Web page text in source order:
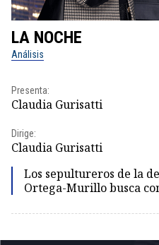
LA NOCHE
Análisis
Presenta:
Claudia Gurisatti
Dirige:
Claudia Gurisatti
Los sepultureros de la
Ortega-Murillo busca
1